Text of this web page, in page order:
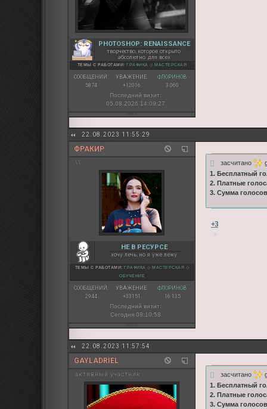
PHOTOSHOP: RENAISSANCE
творчество, которое открыто
абсолютно для всех
ТЕМЫ С РАБОТАМИ:ГРАФИКА ◇МАСТЕРСКАЯ
СООБЩЕНИЙ:
5874
УВАЖЕНИЕ:
+12016
ФЛОРИНОВ:
3 060
Последний визит:
05.08.2026 14:09:27
22.08.2023 11:55:29
ФРАКИР
\\
НЕ В РЕСУРСЕ
хочу лечь, но я уже лежу
ТЕМЫ С РАБОТАМИ: ГРАФИКА ◇ МАСТЕРСКАЯ ◇
ОБУЧЕНИЕ
СООБЩЕНИЙ:
2944
УВАЖЕНИЕ:
+33151
ФЛОРИНОВ:
16 135
Последний визит:
Сегодня 08:10:58
засчитано
1. Бесплатный
2. Платные
3. Сумма
+3
22.08.2023 11:57:54
GAYLADRIEL
активный участник засчитано
1. Бесплатный
2. Платные
3. Сумма